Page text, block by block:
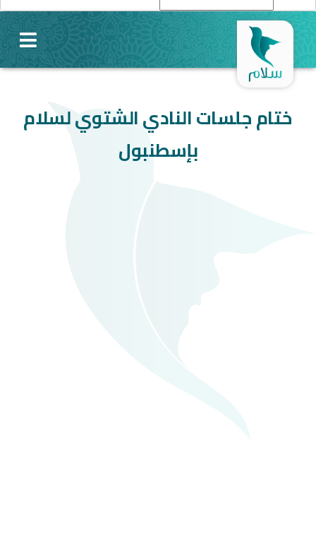
ختام جلسات النادي الشتوي لسلام
بإسطنبول